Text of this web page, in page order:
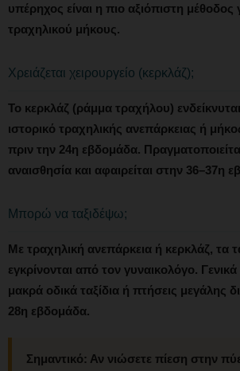
υπέρηχος είναι η πιο αξιόπιστη μέθοδος
τραχηλικού μήκους.
Χρειάζεται χειρουργείο (κερκλάζ);
Το κερκλάζ (ράμμα τραχήλου)
ιστορικό τραχηλικής ανεπάρκειας ή
πριν την 24η εβδομάδα.
αναισθησία και αφαιρείται στην 36–37η
Μπορώ να ταξιδέψω;
Με τραχηλική ανεπάρκεια ή κερκλάζ, τα
εγκρίνονται από τον γυναικολόγο.
μακρά οδικά ταξίδια ή πτήσεις μεγάλης
28η εβδομάδα.
Σημαντικό: Αν νιώσετε πίεση στην